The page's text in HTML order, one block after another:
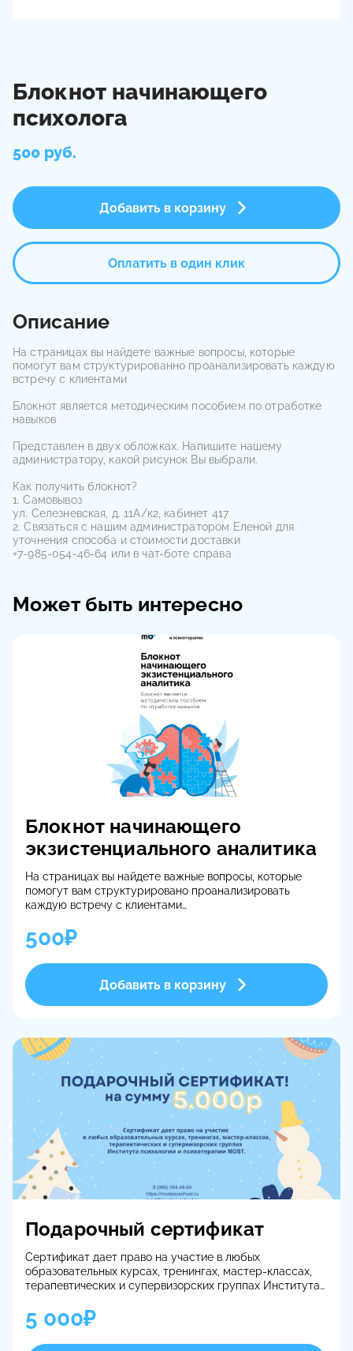
Блокнот начинающего
психолога
500 руб.
Добавить в корзину
Оплатить в один клик
Описание
На страницах вы найдете важные вопросы, которые
помогут вам структурированно проанализировать каждую
встречу с клиентами
Блокнот является методическим пособием по отработке
навыков
Представлен в двух обложках. Напишите нашему
администратору, какой рисунок Вы выбрали.
Как получить блокнот?
1. Самовывоз
ул. Селезневская, д. 11А/к2, кабинет 417
2. Связаться с нашим администратором Еленой для
уточнения способа и стоимости доставки
+7-985-054-46-64 или в чат-боте справа
Может быть интересно
Блокнот начинающего
экзистенциального аналитика
На страницах вы найдете важные вопросы, которые
помогут вам структурировано проанализировать
каждую встречу с клиентами
Блокнот является методическим пособием по
отработке навыков
Как получить блокнот?
1. Самовывоз
ул. Селезневская, д. 11А/к2, кабинет 417
+7-985-054-46-64 или в чат-боте справа
500₽
Добавить в корзину
Подарочный сертификат
Сертификат дает право на участие в любых
образовательных курсах, тренингах, мастер-классах,
терапевтических и супервизорских группах Института
Купить подарочный сертификат можно
Документ высылается в электронном виде.
5 000₽